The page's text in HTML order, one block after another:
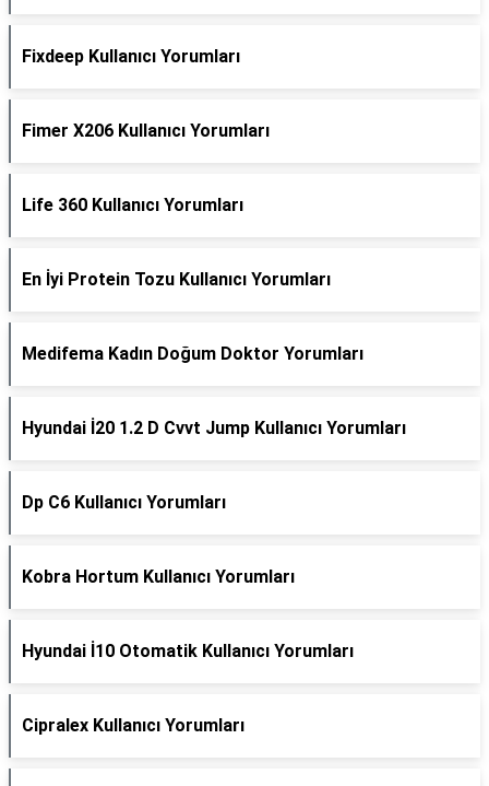
Fixdeep Kullanıcı Yorumları
Fimer X206 Kullanıcı Yorumları
Life 360 Kullanıcı Yorumları
En İyi Protein Tozu Kullanıcı Yorumları
Medifema Kadın Doğum Doktor Yorumları
Hyundai İ20 1.2 D Cvvt Jump Kullanıcı Yorumları
Dp C6 Kullanıcı Yorumları
Kobra Hortum Kullanıcı Yorumları
Hyundai İ10 Otomatik Kullanıcı Yorumları
Cipralex Kullanıcı Yorumları